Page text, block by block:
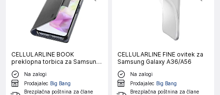
CELLULARLINE BOOK
preklopna torbica za Samsung
Galaxy A36/A56
Na zalogi
Prodajalec Big Bang
Brezplačna poštnina za člane
CELLULARLINE FINE ovitek za
Samsung Galaxy A36/A56
Na zalogi
Prodajalec Big Bang
Brezplačna poštnina za člane